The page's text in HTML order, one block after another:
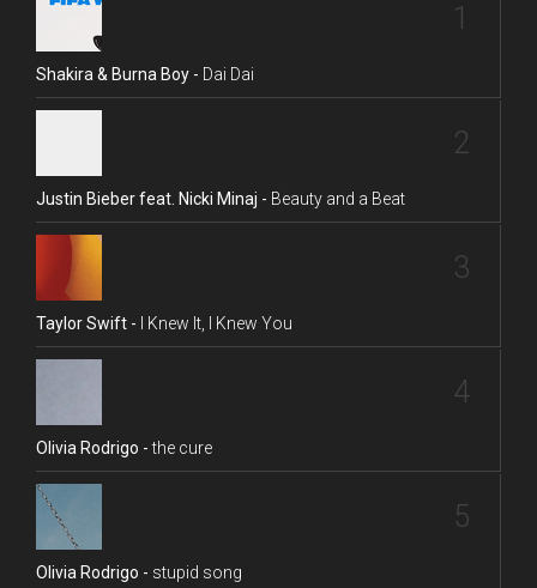
1
Shakira & Burna Boy - Dai Dai
2
Justin Bieber feat. Nicki Minaj - Beauty and a Beat
3
Taylor Swift - I Knew It, I Knew You
4
Olivia Rodrigo -the cure
5
Olivia Rodrigo - stupid song